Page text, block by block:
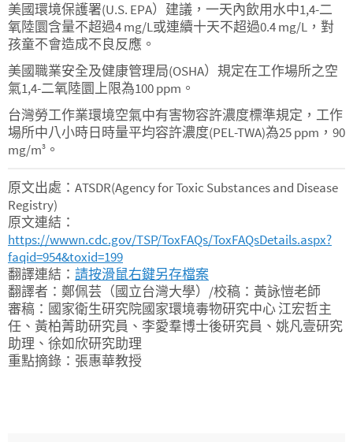
美國環境保護署(U.S. EPA）建議，一天內飲用水中1,4-二
氧陸圜含量不超過4 mg/L或連續十天不超過0.4 mg/L，對
孩童不會造成不良反應。
美國職業安全及健康管理局(OSHA）規定在工作場所之空
氣1,4-二氧陸圜上限為100 ppm。
台灣勞工作業環境空氣中有害物容許濃度標準規定，工作
場所中八小時日時量平均容許濃度(PEL-TWA)為25 ppm，90
mg/m3 。
原文出處：ATSDR(Agency for Toxic Substances and Disease
Registry)
原文連結：
https://wwwn.cdc.gov/TSP/ToxFAQs/ToxFAQsDetails.aspx?
faqid=954&toxid=199
翻譯連結： 請按滑鼠右鍵另存檔案
翻譯者：鄭佩芸（國立台灣大學）/校稿：黃詠愷老師
審稿：國家衛生研究院國家環境毒物研究中心 江宏哲主
任、黃柏菁助研究員、李愛羣博士後研究員、姚凡壹研究
助理、徐如欣研究助理
重點摘錄：張惠華教授